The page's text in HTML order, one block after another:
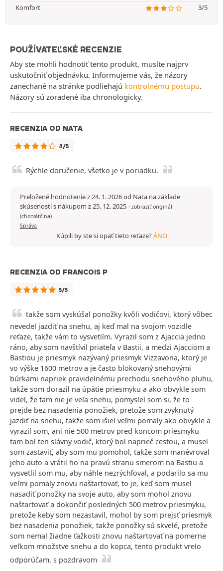
Komfort
3/5
POUŽÍVATEĽSKÉ RECENZIE
Aby ste mohli hodnotiť tento produkt, musíte najprv
uskutočniť objednávku. Informujeme vás, že názory
zanechané na stránke podliehajú kontrolnému postupu.
Názory sú zoradené iba chronologicky.
RECENZIA OD NATA
4/5
Rýchle doručenie, všetko je v poriadku.
Preložené hodnotenie z 24. 1. 2026 od Nata na základe
skúseností s nákupom z 25. 12. 2025- zobraziť originál
(chorvátčina)
Správa
Kúpili by ste si opäť tieto reťaze?ÁNO
RECENZIA OD FRANCOIS P
5/5
takže som vyskúšal ponožky kvôli vodičovi, ktorý vôbec
nevedel jazdiť na snehu, aj keď mal na svojom vozidle
reťaze, takže vám to vysvetlím. Vyrazil som z Ajaccia jedno
ráno, aby som navštívil priateľa v Bastii, a medzi Ajacciom a
Bastiou je priesmyk nazývaný priesmyk Vizzavona, ktorý je
vo výške 1600 metrov a je často blokovaný snehovými
búrkami napriek pravidelnému prechodu snehového pluhu,
takže som dorazil na úpätie priesmyku a ako obvykle som
videl, že tam nie je veľa snehu, pomyslel som si, že to
prejde bez nasadenia ponožiek, pretože som zvyknutý
jazdiť na snehu, takže som išiel veľmi pomaly ako obvykle a
vyrazil som, ani nie 500 metrov pred koncom priesmyku
tam bol ten slávny vodič, ktorý bol naprieč cestou, a musel
som zastaviť, aby som mu pomohol, takže som manévroval
jeho auto a vrátil ho na pravú stranu smerom na Bastiu a
vysvetlil som mu, aby náhle nezrýchľoval, a podarilo sa mu
veľmi pomaly znovu naštartovať, to je, keď som musel
nasadiť ponožky na svoje auto, aby som mohol znovu
naštartovať a dokončiť posledných 500 metrov priesmyku,
pretože keby som nezastavil, mohol by som prejsť priesmyk
bez nasadenia ponožiek, takže ponožky sú skvelé, pretože
som nemal žiadne ťažkosti znovu naštartovať na pomerne
veľkom množstve snehu a do kopca, tento produkt vrelo
odporúčam, s pozdravom